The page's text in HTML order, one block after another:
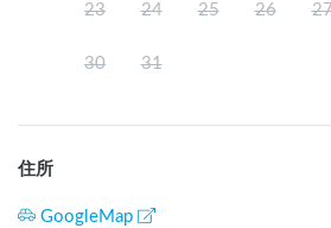
23 24 25 26
30 31
住所
GoogleMap